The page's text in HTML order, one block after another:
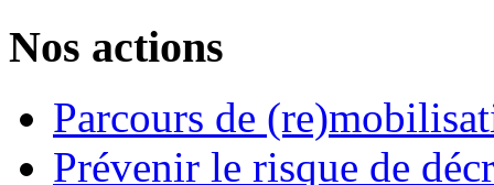
Nos actions
Parcours de
Prévenir le risque de